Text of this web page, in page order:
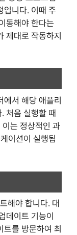
입니다. 이때 주
동해야 한다는
제대로 작동하지
서 해당 애플리
처음 실행할 때
는 정상적인 과
이션이 실행됩
해야 합니다. 대
데이트 기능이
를 방문하여 최